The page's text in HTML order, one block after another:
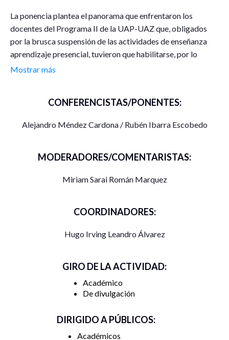
La ponencia plantea el panorama que enfrentaron los
docentes del Programa II de la UAP-UAZ que, obligados
por la brusca suspensión de las actividades de enseñanza
aprendizaje presencial, tuvieron que habilitarse, por lo
general, en el uso de las tecnologías de la información y la
también, la función de las autoridades educativas del
uso y gestión de las plataformas educativas necesarias para
Mostrar más
CONFERENCISTAS/PONENTES:
Alejandro Méndez Cardona / Rubén Ibarra Escobedo
MODERADORES/COMENTARISTAS:
Miriam Sarai Román Marquez
COORDINADORES:
Hugo Irving Leandro Álvarez
GIRO DE LA ACTIVIDAD:
Académico
De divulgación
DIRIGIDO A PÚBLICOS:
Académicos